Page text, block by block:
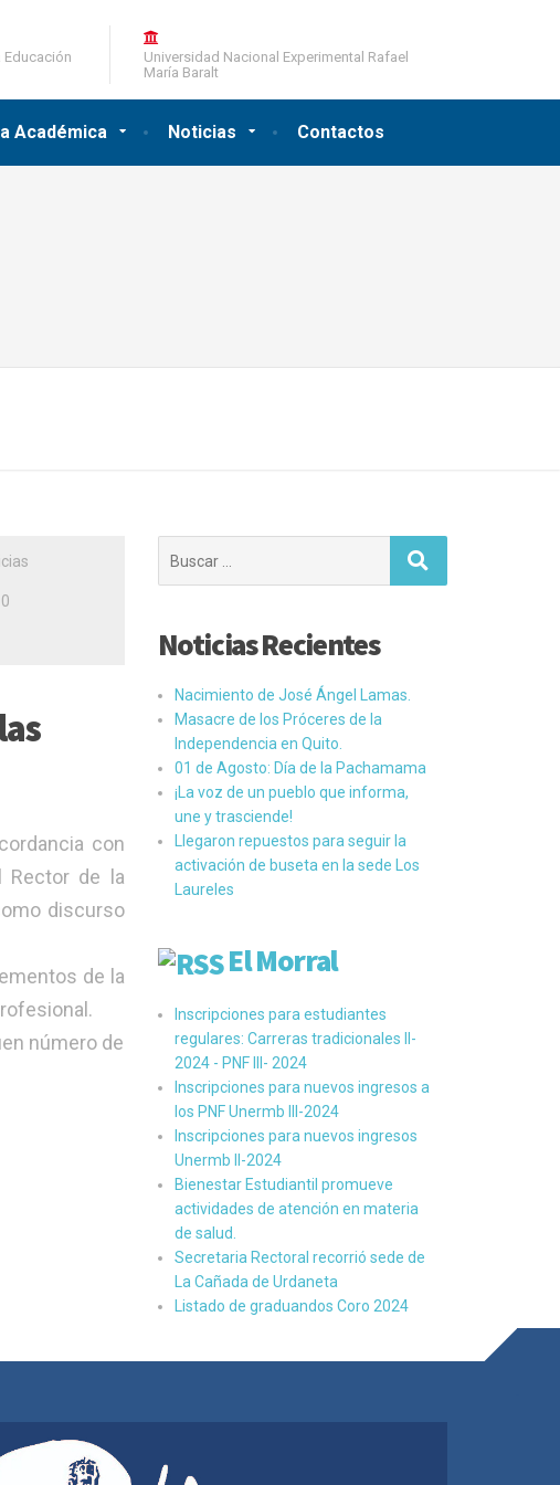
Académica Noticias Contactos
Educación
Universidad Nacional Experimental Rafael
María Baralt
0
con
Rector de la
discurso
de la
número de
Noticias Recientes
Nacimiento de José Ángel Lamas.
Masacre de los Próceres de la
Independencia en Quito.
01 de Agosto: Día de la Pachamama
¡La voz de un pueblo que informa,
une y trasciende!
Llegaron repuestos para seguir la
activación de buseta en la sede Los
Laureles
El Morral
Inscripciones para estudiantes
regulares: Carreras tradicionales II-
2024 - PNF III- 2024
Inscripciones para nuevos ingresos a
los PNF Unermb III-2024
Inscripciones para nuevos ingresos
Unermb II-2024
Bienestar Estudiantil promueve
actividades de atención en materia
de salud.
Secretaria Rectoral recorrió sede de
La Cañada de Urdaneta
Listado de graduandos Coro 2024